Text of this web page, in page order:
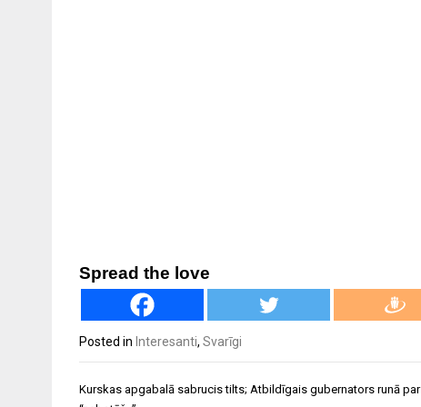
Spread the love
Posted in Interesanti, Svarīgi
Ziņu
Kurskas apgabalā sabrucis tilts; Atbildīgais gubernators runā par